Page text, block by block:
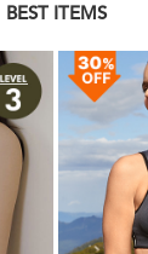
스포츠브라
노와이어
르미스떼르
미니마이저
아이엠로라
스포츠브라
BEST
파르페
BEST ITEMS